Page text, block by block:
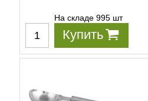
На складе 995 шт
Купить